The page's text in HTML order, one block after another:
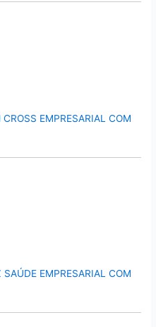
EMPRESARIAL COM
EMPRESARIAL COM